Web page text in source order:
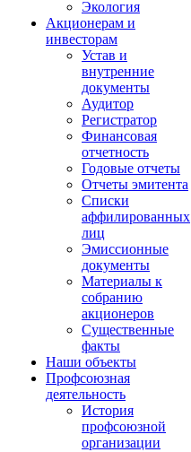
Экология
Акционерам и
инвесторам
Устав и
внутренние
документы
Аудитор
Регистратор
Финансовая
отчетность
Годовые отчеты
Отчеты эмитента
Списки
аффилированных
лиц
Эмиссионные
документы
Материалы к
собранию
акционеров
Существенные
факты
Наши объекты
Профсоюзная
деятельность
История
профсоюзной
организации